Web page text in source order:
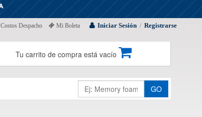
Iniciar Sesión / Registrarse
Costos Despacho Mi Boleta
Tu carrito de compra está vacío
GO